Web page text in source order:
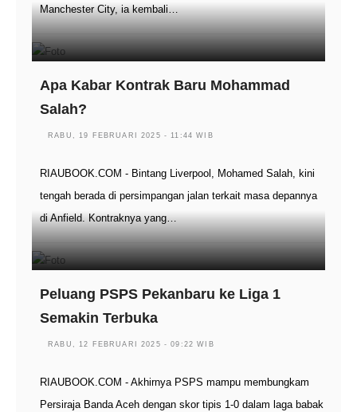
Manchester City, ia kembali…
Apa Kabar Kontrak Baru Mohammad
Salah?
RABU, 19 FEBRUARI 2025 - 11:44 WIB
RIAUBOOK.COM - Bintang Liverpool, Mohamed Salah, kini
tengah berada di persimpangan jalan terkait masa depannya
di Anfield. Kontraknya yang…
Peluang PSPS Pekanbaru ke Liga 1
Semakin Terbuka
RABU, 12 FEBRUARI 2025 - 09:22 WIB
RIAUBOOK.COM - Akhirnya PSPS mampu membungkam
Persiraja Banda Aceh dengan skor tipis 1-0 dalam laga babak